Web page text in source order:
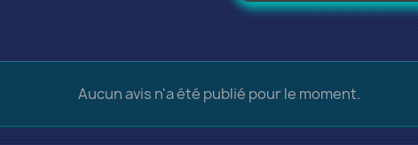
Aucun avis n'a été publié pour le moment.